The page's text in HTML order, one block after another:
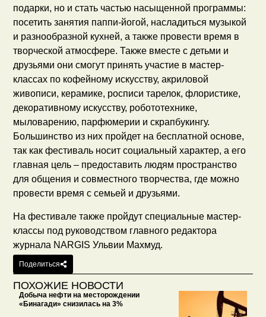
подарки, но и стать частью насыщенной программы:
посетить занятия паппи-йогой, насладиться музыкой
и разнообразной кухней, а также провести время в
творческой атмосфере. Также вместе с детьми и
друзьями они смогут принять участие в мастер-
классах по кофейному искусству, акриловой
живописи, керамике, росписи тарелок, флористике,
декоративному искусству, робототехнике,
мыловарению, парфюмерии и скрапбукингу.
Большинство из них пройдет на бесплатной основе,
так как фестиваль носит социальный характер, а его
главная цель – предоставить людям пространство
для общения и совместного творчества, где можно
провести время с семьей и друзьями.
На фестивале также пройдут специальные мастер-
классы под руководством главного редактора
журнала NARGIS Ульвии Махмуд.
Поделиться
ПОХОЖИЕ НОВОСТИ
Добыча нефти на месторождении
«Бинагади» снизилась на 3%